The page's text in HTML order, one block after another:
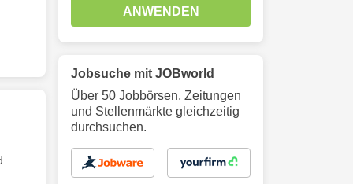
ANWENDEN
Jobsuche mit JOBworld
Über 50 Jobbörsen, Zeitungen
und Stellenmärkte gleichzeitig
durchsuchen.